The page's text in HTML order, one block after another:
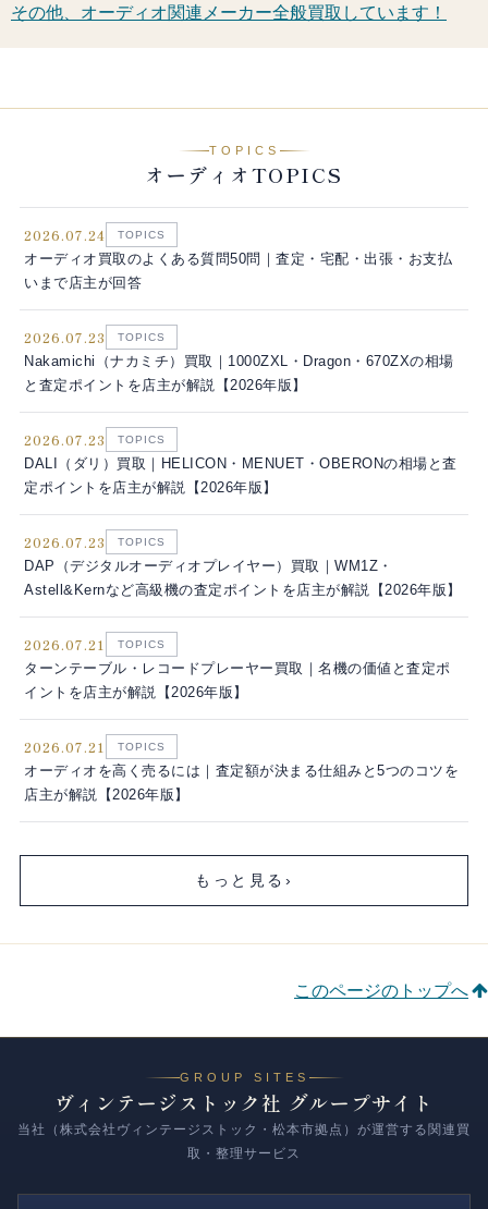
その他、オーディオ関連メーカー全般買取しています！
TOPICS
オーディオTOPICS
2026.07.24 TOPICS
オーディオ買取のよくある質問50問｜査定・宅配・出張・お支払
いまで店主が回答
2026.07.23 TOPICS
Nakamichi（ナカミチ）買取｜1000ZXL・Dragon・670ZXの相場
と査定ポイントを店主が解説【2026年版】
2026.07.23 TOPICS
DALI（ダリ）買取｜HELICON・MENUET・OBERONの相場と査
定ポイントを店主が解説【2026年版】
2026.07.23 TOPICS
DAP（デジタルオーディオプレイヤー）買取｜WM1Z・
Astell&Kernなど高級機の査定ポイントを店主が解説【2026年版】
2026.07.21 TOPICS
ターンテーブル・レコードプレーヤー買取｜名機の価値と査定ポ
イントを店主が解説【2026年版】
2026.07.21 TOPICS
オーディオを高く売るには｜査定額が決まる仕組みと5つのコツを
店主が解説【2026年版】
もっと見る ›
このページのトップへ
GROUP SITES
ヴィンテージストック社 グループサイト
当社（株式会社ヴィンテージストック・松本市拠点）が運営する関連買
取・整理サービス